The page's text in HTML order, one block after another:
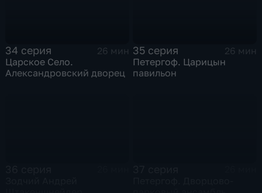
34 серия
26 мин
Царское Село.
Александровский дворец
35 серия
26 мин
Петергоф. Царицын
павильон